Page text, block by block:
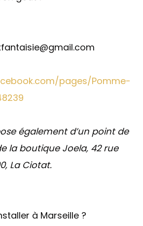
pages/Pomme-
également d’un point de
la boutique Joela, 42 rue
La Ciotat.
à Marseille ?